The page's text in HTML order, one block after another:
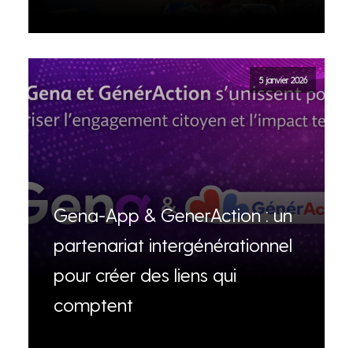
5 janvier 2026
Gena-App & GenerAction : un
partenariat intergénérationnel
pour créer des liens qui
comptent